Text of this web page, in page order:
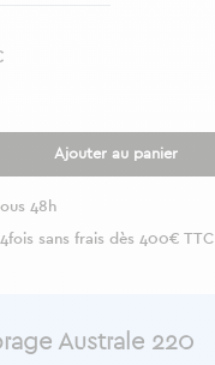
Ajouter au panier
48h
sans frais dès 400€ TTC
Australe 220